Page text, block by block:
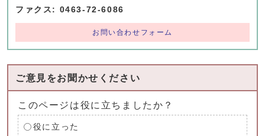
ファクス: 0463-72-6086
お問い合わせフォーム
ご意見をお聞かせください
このページは役に立ちましたか？
役に立った